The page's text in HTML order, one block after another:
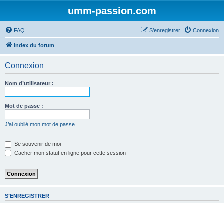
umm-passion.com
FAQ Connexion
S’enregistrer
Index du forum
Connexion
Nom d’utilisateur :
Mot de passe :
J’ai oublié mon mot de passe
Se souvenir de moi
Cacher mon statut en ligne pour cette session
S’ENREGISTRER